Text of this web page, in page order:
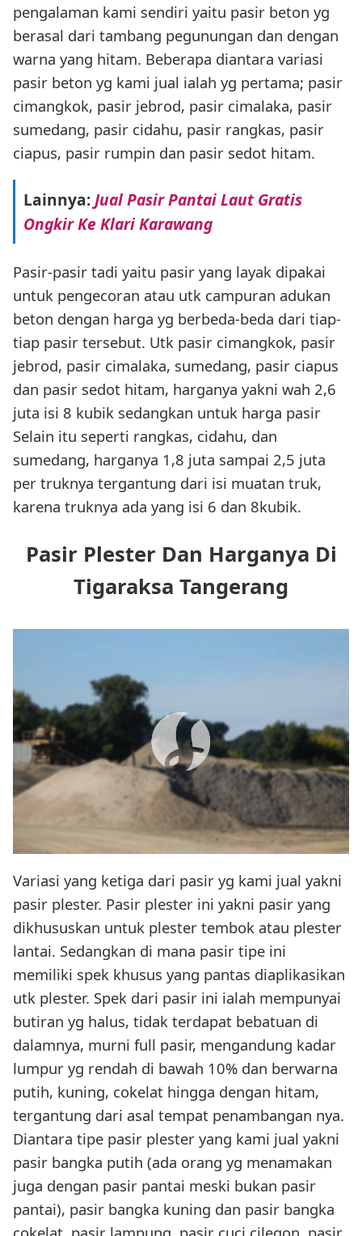
pengalaman kami sendiri yaitu pasir beton yg
berasal dari tambang pegunungan dan dengan
warna yang hitam. Beberapa diantara variasi
pasir beton yg kami jual ialah yg pertama; pasir
cimangkok, pasir jebrod, pasir cimalaka, pasir
sumedang, pasir cidahu, pasir rangkas, pasir
ciapus, pasir rumpin dan pasir sedot hitam.
Lainnya:Jual Pasir Pantai Laut Gratis
Ongkir Ke Klari Karawang
Pasir-pasir tadi yaitu pasir yang layak dipakai
untuk pengecoran atau utk campuran adukan
beton dengan harga yg berbeda-beda dari tiap-
tiap pasir tersebut. Utk pasir cimangkok, pasir
jebrod, pasir cimalaka, sumedang, pasir ciapus
dan pasir sedot hitam, harganya yakni wah 2,6
juta isi 8 kubik sedangkan untuk harga pasir
Selain itu seperti rangkas, cidahu, dan
sumedang, harganya 1,8 juta sampai 2,5 juta
per truknya tergantung dari isi muatan truk,
karena truknya ada yang isi 6 dan 8kubik.
Pasir Plester Dan Harganya Di
Tigaraksa Tangerang
Variasi yang ketiga dari pasir yg kami jual yakni
pasir plester. Pasir plester ini yakni pasir yang
dikhususkan untuk plester tembok atau plester
lantai. Sedangkan di mana pasir tipe ini
memiliki spek khusus yang pantas diaplikasikan
utk plester. Spek dari pasir ini ialah mempunyai
butiran yg halus, tidak terdapat bebatuan di
dalamnya, murni full pasir, mengandung kadar
lumpur yg rendah di bawah 10% dan berwarna
putih, kuning, cokelat hingga dengan hitam,
tergantung dari asal tempat penambangan nya.
Diantara tipe pasir plester yang kami jual yakni
pasir bangka putih (ada orang yg menamakan
juga dengan pasir pantai meski bukan pasir
pantai), pasir bangka kuning dan pasir bangka